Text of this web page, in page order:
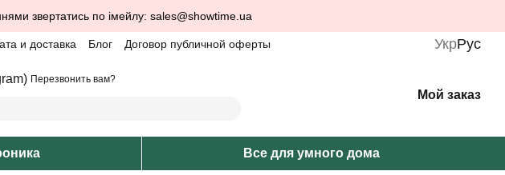
звертатись по імейлу: sales@showtime.ua
и доставка Блог Договор публичной оферты УкрРус
Перезвонить вам?
Мой заказ
Все для умного дома